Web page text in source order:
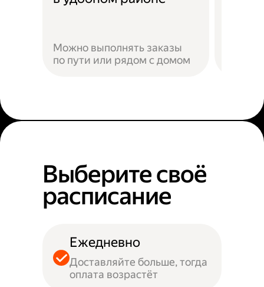
Можно выполнять заказы
по пути или рядом с домом
Выберите своё
расписание
Ежедневно
Доставляйте больше, тогда
оплата возрастёт